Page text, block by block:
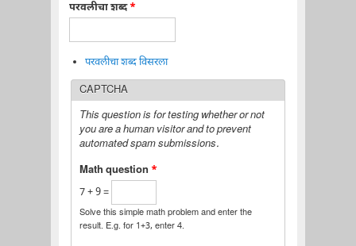
परवलीचा शब्द*
परवलीचा शब्द विसरला
CAPTCHA
This question is for testing whether or not
you are a human visitor and to prevent
automated spam submissions.
Math question *
7 + 9 =
Solve this simple math problem and enter the
result. E.g. for 1+3, enter 4.